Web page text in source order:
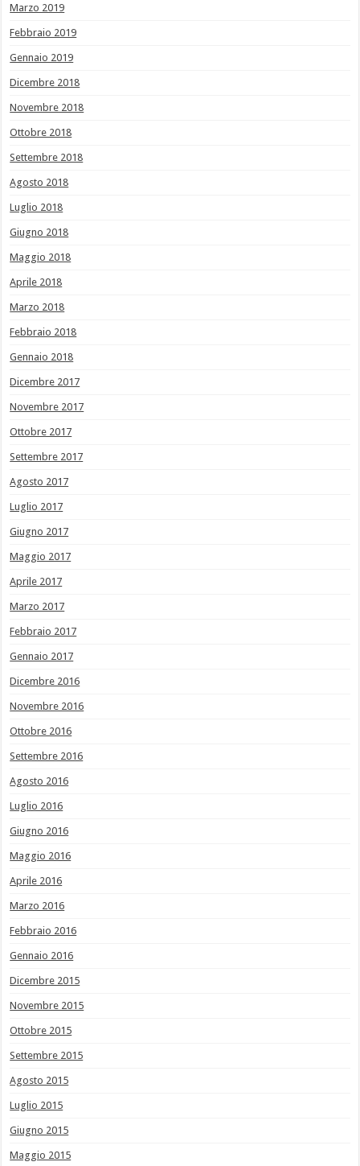
Marzo 2019
Febbraio 2019
Gennaio 2019
Dicembre 2018
Novembre 2018
Ottobre 2018
Settembre 2018
Agosto 2018
Luglio 2018
Giugno 2018
Maggio 2018
Aprile 2018
Marzo 2018
Febbraio 2018
Gennaio 2018
Dicembre 2017
Novembre 2017
Ottobre 2017
Settembre 2017
Agosto 2017
Luglio 2017
Giugno 2017
Maggio 2017
Aprile 2017
Marzo 2017
Febbraio 2017
Gennaio 2017
Dicembre 2016
Novembre 2016
Ottobre 2016
Settembre 2016
Agosto 2016
Luglio 2016
Giugno 2016
Maggio 2016
Aprile 2016
Marzo 2016
Febbraio 2016
Gennaio 2016
Dicembre 2015
Novembre 2015
Ottobre 2015
Settembre 2015
Agosto 2015
Luglio 2015
Giugno 2015
Maggio 2015